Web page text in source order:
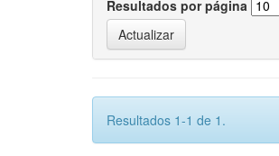
Resultados por página
Resultados 1-1 de 1.